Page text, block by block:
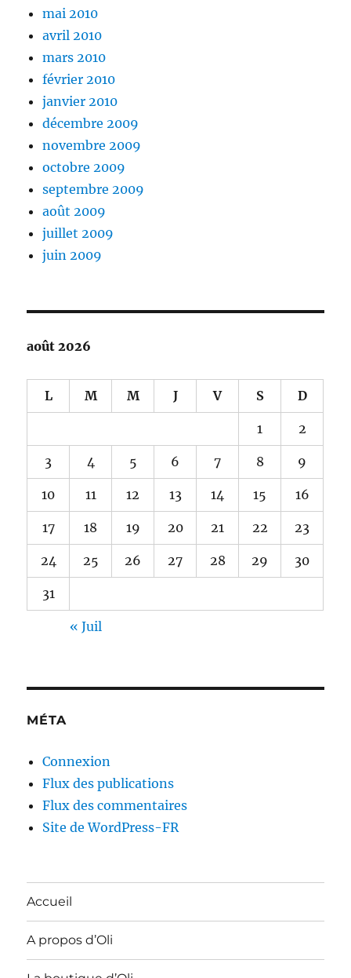
mai 2010
avril 2010
mars 2010
février 2010
janvier 2010
décembre 2009
novembre 2009
octobre 2009
septembre 2009
août 2009
juillet 2009
juin 2009
août 2026
L M M J V S D
1 2
3 4 5 6 7 8 9
10 11 12 13 14 15 16
17 18 19 20 21 22 23
24 25 26 27 28 29 30
31
« Juil
MÉTA
Connexion
Flux des publications
Flux des commentaires
Site de WordPress-FR
Accueil
A propos d’Oli